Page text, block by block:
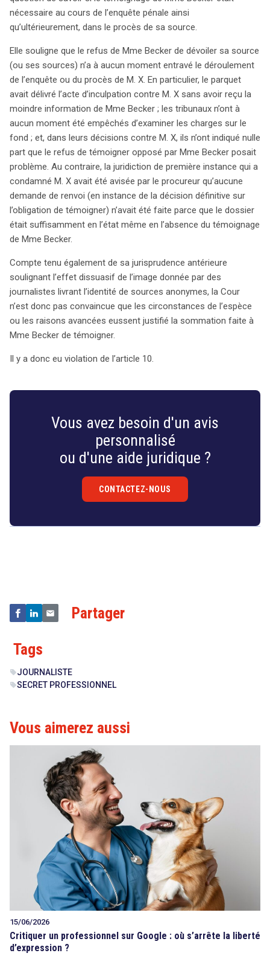
nécessaire au cours de l’enquête pénale ainsi
qu’ultérieurement, dans le procès de sa source.
Elle souligne que le refus de Mme Becker de dévoiler sa source
(ou ses sources) n’a à aucun moment entravé le déroulement
de l’enquête ou du procès de M. X. En particulier, le parquet
avait délivré l’acte d’inculpation contre M. X sans avoir reçu la
moindre information de Mme Becker ; les tribunaux n’ont à
aucun moment été empêchés d’examiner les charges sur le
fond ; et, dans leurs décisions contre M. X, ils n’ont indiqué nulle
part que le refus de témoigner opposé par Mme Becker posait
problème. Au contraire, la juridiction de première instance qui a
condamné M. X avait été avisée par le procureur qu’aucune
demande de renvoi (en instance de la décision définitive sur
l’obligation de témoigner) n’avait été faite parce que le dossier
était suffisamment en l’état même en l’absence du témoignage
de Mme Becker.
Compte tenu également de sa jurisprudence antérieure
soulignant l’effet dissuasif de l’image donnée par des
journalistes livrant l’identité de sources anonymes, la Cour
n’est donc pas convaincue que les circonstances de l’espèce
ou les raisons avancées eussent justifié la sommation faite à
Mme Becker de témoigner.
Il y a donc eu violation de l’article 10.
Vous avez besoin d'un avis
personnalisé
ou d'une aide juridique ?
CONTACTEZ-NOUS
Partager
Tags
sellJOURNALISTE
sellSECRET PROFESSIONNEL
Vous aimerez aussi
15/06/2026
Critiquer un professionnel sur Google : où s’arrête la liberté
d’expression ?
search